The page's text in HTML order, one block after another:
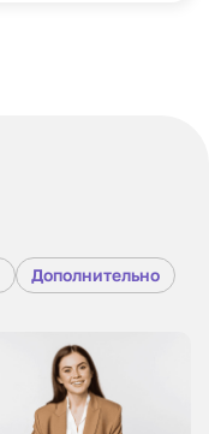
Дополнительно